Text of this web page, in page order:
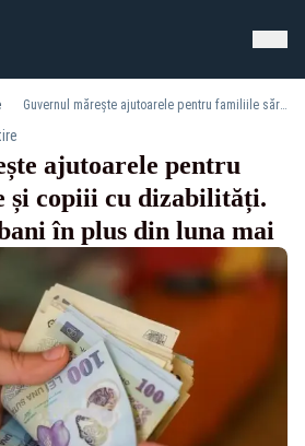
Guvernul mărește ajutoarele pentru familiile sărace și copiii cu dizabilități. Cine primește bani în plus din luna mai
ajutoarele pentru
și copiii cu dizabilități.
în plus din luna mai